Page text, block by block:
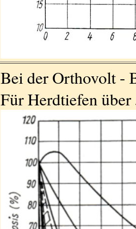
Bei der Orthovolt -
Für Herdtiefen